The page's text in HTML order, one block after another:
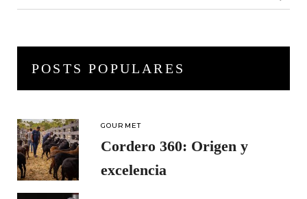
POSTS POPULARES
GOURMET
Cordero 360: Origen y
excelencia